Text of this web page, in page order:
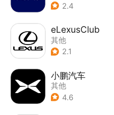
2.4
eLexusClub
其他
2.1
小鹏汽车
其他
4.6